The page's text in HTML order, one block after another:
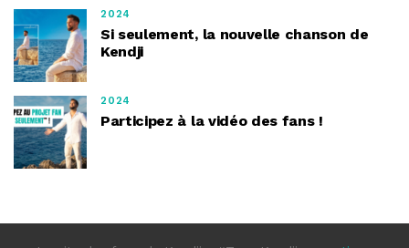
2024
Si seulement, la nouvelle chanson de
Kendji
2024
Participez à la vidéo des fans !